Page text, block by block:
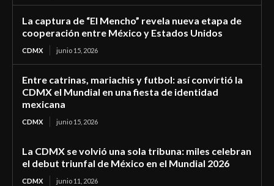
La captura de “El Mencho” revela nueva etapa de
cooperación entre México y Estados Unidos
CDMX junio 15, 2026
Entre catrinas, mariachis y futbol: así convirtió la
CDMX el Mundial en una fiesta de identidad
mexicana
CDMX junio 15, 2026
La CDMX se volvió una sola tribuna: miles celebran
el debut triunfal de México en el Mundial 2026
CDMX junio 11, 2026